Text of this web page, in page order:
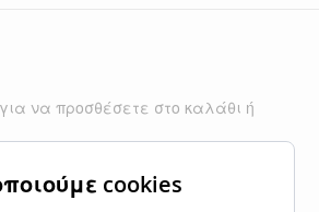
να προσθέσετε στο καλάθι ή
cookies